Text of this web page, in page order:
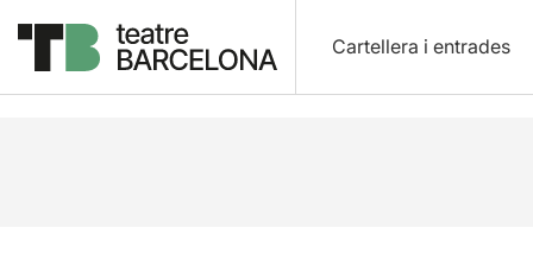
Cartellera i entrades